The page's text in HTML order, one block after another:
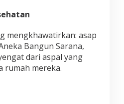
mengkhawatirkan: asap
Bangun Sarana,
dari aspal yang
rumah mereka.